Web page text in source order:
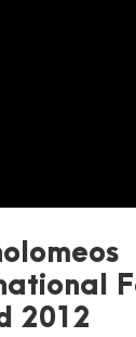
2012